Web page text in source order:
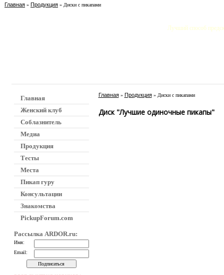
Главная » Продукция » Диски с пикапами
Лучший способ
Главная
Женский клуб
Соблазнитель
Медиа
Продукция
Тесты
Места
Пикап гуру
Консультации
Знакомства
PickupForum.com
Рассылка ARDOR.ru:
Имя:
Email:
Главная» Продукция» Диски с пикапами
Диск "Лучшие одиночные пикапы"